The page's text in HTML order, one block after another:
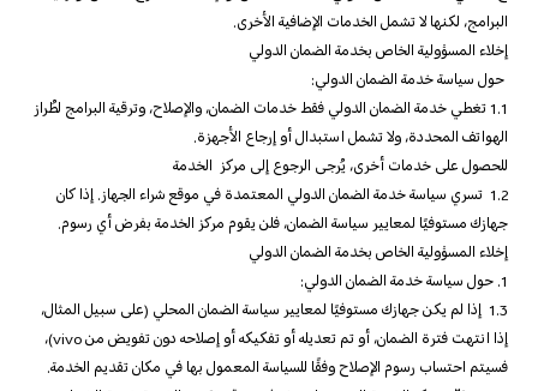
البرامج، لكنها لا تشمل الخدمات الإضافية الأخرى.
إخلاء المسؤولية الخاص بخدمة الضمان الدولي
حول سياسة خدمة الضمان الدولي:
1.1 تغطي خدمة الضمان الدولي فقط خدمات الضمان، والإصلاح، وترقية البرامج لطُراز
الهواتف المحددة، ولا تشمل استبدال أو إرجاع الأجهزة.
للحصول على خدمات أخرى، يُرجى الرجوع إلى مركز الخدمة
1.2 تسري سياسة خدمة الضمان الدولي المعتمدة في موقع شراء الجهاز. إذا كان
جهازك مستوفيًا لمعايير سياسة الضمان، فلن يقوم مركز الخدمة بفرض أي رسوم.
إخلاء المسؤولية الخاص بخدمة الضمان الدولي
1. حول سياسة خدمة الضمان الدولي:
1.3 إذا لم يكن جهازك مستوفيًا لمعايير سياسة الضمان المحلي (على سبيل المثال،
إذا انتهت فترة الضمان، أو تم تعديله أو تفكيكه أو إصلاحه دون تفويض من vivo)،
فسيتم احتساب رسوم الإصلاح وفقًا للسياسة المعمول بها في مكان تقديم الخدمة.